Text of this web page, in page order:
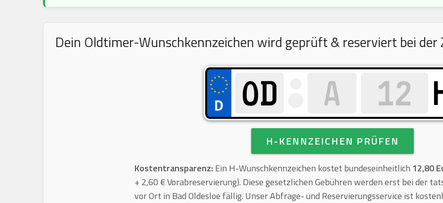
Dein Oldtimer-Wunschkennzeichen wird geprüft & reserviert bei der
H-KENNZEICHEN PRÜFEN
Kostentransparenz: Ein H-Wunschkennzeichen kostet bundeseinheitlich 12,80
+ 2,60 € Vorabreservierung). Diese gesetzlichen Gebühren werden erst bei der
vor Ort in Bad Oldesloe fällig. Unser Abfrage- und Reservierungsservice ist